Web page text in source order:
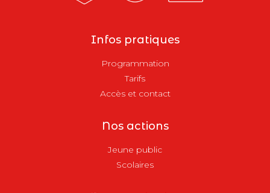
Infos pratiques
Programmation
Tarifs
Accès et contact
Nos actions
Jeune public
Scolaires